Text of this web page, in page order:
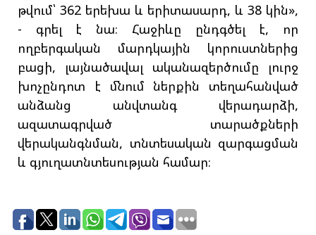
թվում՝ 362 երեխա և երիտասարդ, և 38 կին»,
- գրել է նա։ Հաջիևը ընդգծել է, որ
ողբերգական մարդկային կորուստներից
բացի, լայնածավալ ականազերծումը լուրջ
խոչընդոտ է մնում ներքին տեղահանված
անձանց անվտանգ վերադարձի,
ազատագրված տարածքների
վերականգնման, տնտեսական զարգացման
և գյուղատնտեսության համար։